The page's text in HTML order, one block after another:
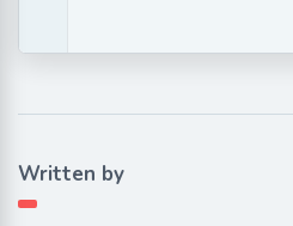
Written by